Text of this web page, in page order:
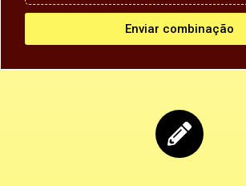
Enviar combinação